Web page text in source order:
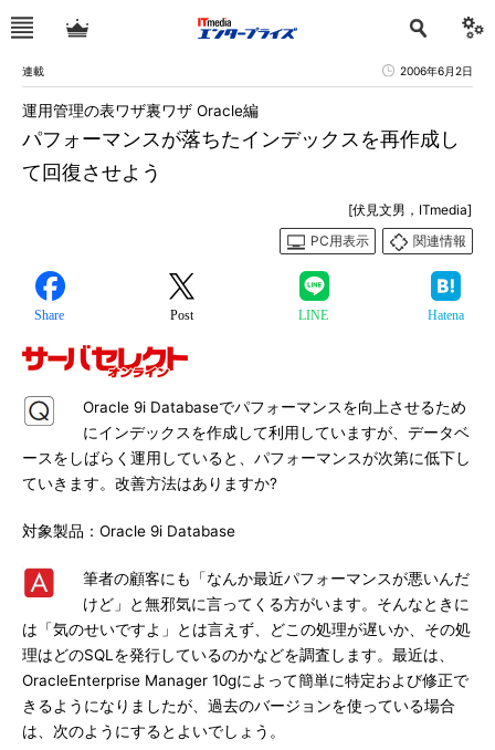
連載 2006年6月2日
パフォーマンスが落ちたインデックスを再作成し
て回復させよう
運用管理の表ワザ裏ワザ Oracle編
[伏見文男，ITmedia]
PC用表示
関連情報
Share Post LINE Hatena
Oracle 9i Databaseでパフォーマンスを向上させるため
にインデックスを作成して利用していますが、データベ
ースをしばらく運用していると、パフォーマンスが次第に低下し
ていきます。改善方法はありますか?
対象製品：Oracle 9i Database
筆者の顧客にも「なんか最近パフォーマンスが悪いんだ
けど」と無邪気に言ってくる方がいます。そんなときに
は「気のせいですよ」とは言えず、どこの処理が遅いか、その処
理はどのSQLを発行しているのかなどを調査します。最近は、
OracleEnterprise Manager 10gによって簡単に特定および修正で
きるようになりましたが、過去のバージョンを使っている場合
は、次のようにするとよいでしょう。